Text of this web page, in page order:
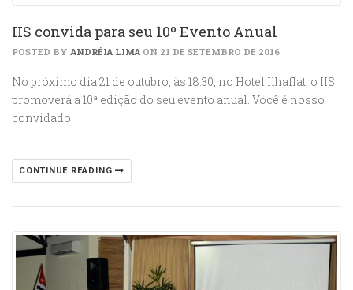
IIS convida para seu 10º Evento Anual
POSTED BY ANDRÉIA LIMA ON 21 DE SETEMBRO DE 2016
No próximo dia 21 de outubro, às 18:30, no Hotel Ilhaflat, o IIS
promoverá a 10ª edição do seu evento anual. Você é nosso
convidado!
CONTINUE READING